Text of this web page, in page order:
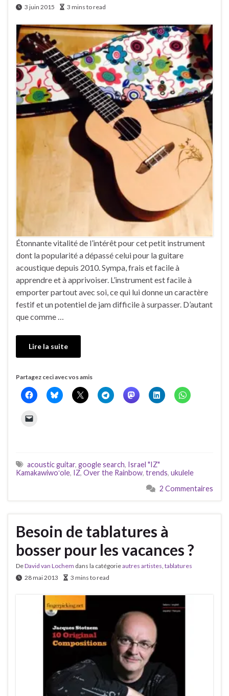
3 juin 2015
3 mins to read
Étonnante vitalité de l’intérêt pour cet petit instrument
dont la popularité a dépassé celui pour la guitare
acoustique depuis 2010. Sympa, frais et facile à
apprendre et à apprivoiser. L’instrument est facile à
emporter partout avec soi, ce qui lui donne un caractère
festif et un potentiel de jam difficile à surpasser. D’autant
que comme …
Lire la suite
Partagez ceci avec vos amis
acoustic guitar, google search, Israel "IZ"
Kamakawiwoʻole, IZ, Over the Rainbow, trends, ukulele
2 Commentaires
Besoin de tablatures à
bosser pour les vacances ?
DeDavid van Lochem dans la catégorieautres artistes, tablatures
28 mai 2013
3 mins to read